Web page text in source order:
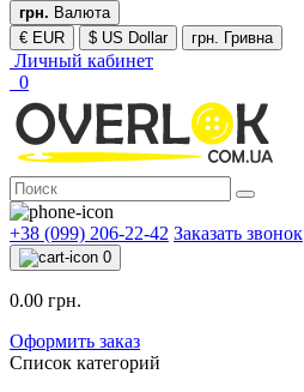
грн. Валюта
€ EUR
$ US Dollar грн. Гривна
Личный кабинет
0
+38 (099) 206-22-42 Заказать звонок
0
0.00 грн.
Оформить заказ
Список категорий